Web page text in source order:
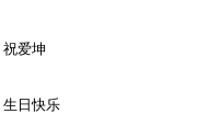
祝爱坤
生日快乐